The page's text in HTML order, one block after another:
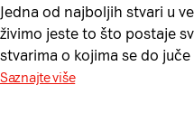
Jedna od najboljih stvari u
živimo jeste to što postaje
stvarima o kojima se do
Saznajte više